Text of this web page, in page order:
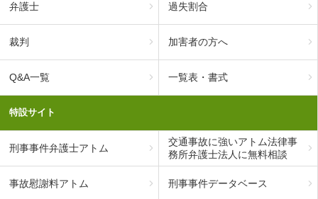
弁護士 過失割合
裁判 加害者の方へ
Q&A一覧 一覧表・書式
特設サイト
刑事事件弁護士アトム
交通事故に強いアトム法律事
務所弁護士法人に無料相談
事故慰謝料アトム 刑事事件データベース